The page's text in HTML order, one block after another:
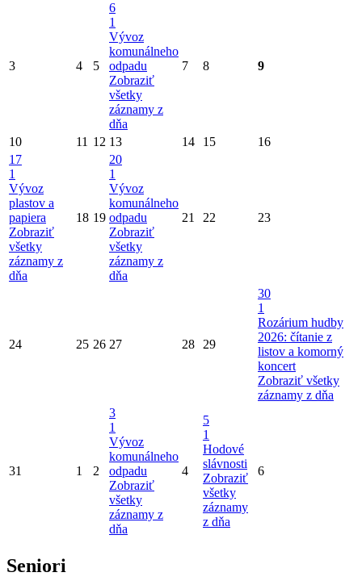
3 4 5
6
1
Vývoz
komunálneho
odpadu
Zobraziť
všetky
záznamy z
dňa
7 8 9
10 11 12 13 14 15
16
17
1
Vývoz
plastov a
papiera
Zobraziť
všetky
záznamy z
dňa
18 19
20
1
Vývoz
komunálneho
odpadu
Zobraziť
všetky
záznamy z
dňa
21 22 23
24 25 26 27 28 29
30
1
Rozárium hudby
2026: čítanie z
listov a komorný
koncert
Zobraziť všetky
záznamy z dňa
31 1 2
3
1
Vývoz
komunálneho
odpadu
Zobraziť
všetky
záznamy z
dňa
4
5
1
Hodové
slávnosti
Zobraziť
všetky
záznamy
z dňa
6
Seniori